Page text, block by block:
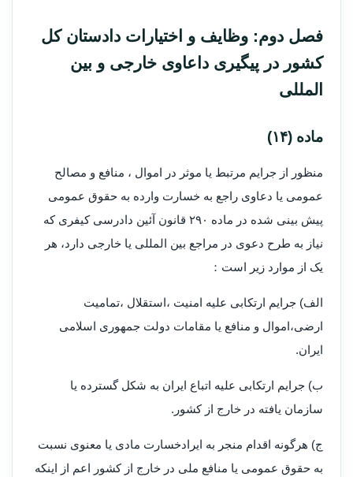
فصل دوم: وظایف و اختیارات دادستان کل
کشور در پیگیری داعاوی خارجی و بین
المللی
ماده (۱۴)
منظور از جرایم مرتبط یا موثر در اموال ، منافع و مصالح
عمومی یا دعاوی راجع به خسارت وارده به حقوق عمومی
پیش بینی شده در ماده ۲۹۰ قانون آئین دادرسی کیفری که
نیاز به طرح دعوی در مراجع بین المللی یا خارجی دارد، هر
یک از موارد زیر است：
الف) جرایم ارتکابی علیه امنیت ،استقلال ،تمامیت
ارضی،اموال و منافع یا مقامات دولت جمهوری اسلامی
ایران.
ب) جرایم ارتکابی علیه اتباع ایران به شکل گسترده یا
سازمان یافته در خارج از کشور.
ج) هرگونه اقدام منجر به ایرادخسارت مادی یا معنوی نسبت
به حقوق عمومی یا منافع ملی در خارج از کشور اعم از اینکه